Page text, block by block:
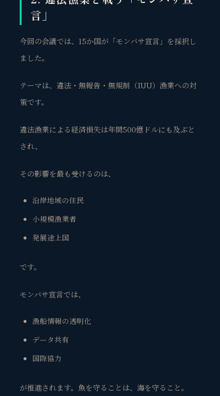
言」
今回の会議では、15か国が「モンバサ宣言」を採択し
ました。
テーマは、違法・無報告・無規制（IUU）漁業への対
策です。
違法漁業による経済損失は年間500億ドルにも及ぶと
され、
その影響を最も受けるのは、
沿岸地域の住民
小規模漁業者
発展途上国
です。
モンバサ宣言では、
漁船情報の透明化
データ共有
国際協力
が推進されます。魚を守ることは、海を守ること。